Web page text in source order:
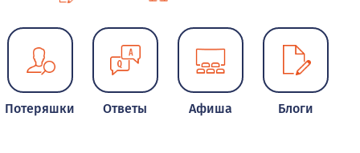
Потеряшки Ответы Афиша Блоги